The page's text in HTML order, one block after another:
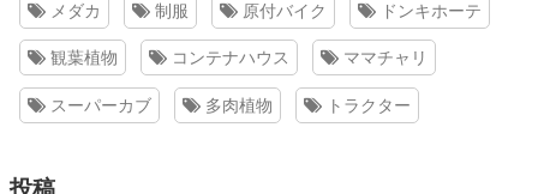
メダカ 制服 原付バイク ドンキホーテ
観葉植物 コンテナハウス ママチャリ
スーパーカブ 多肉植物 トラクター
投稿